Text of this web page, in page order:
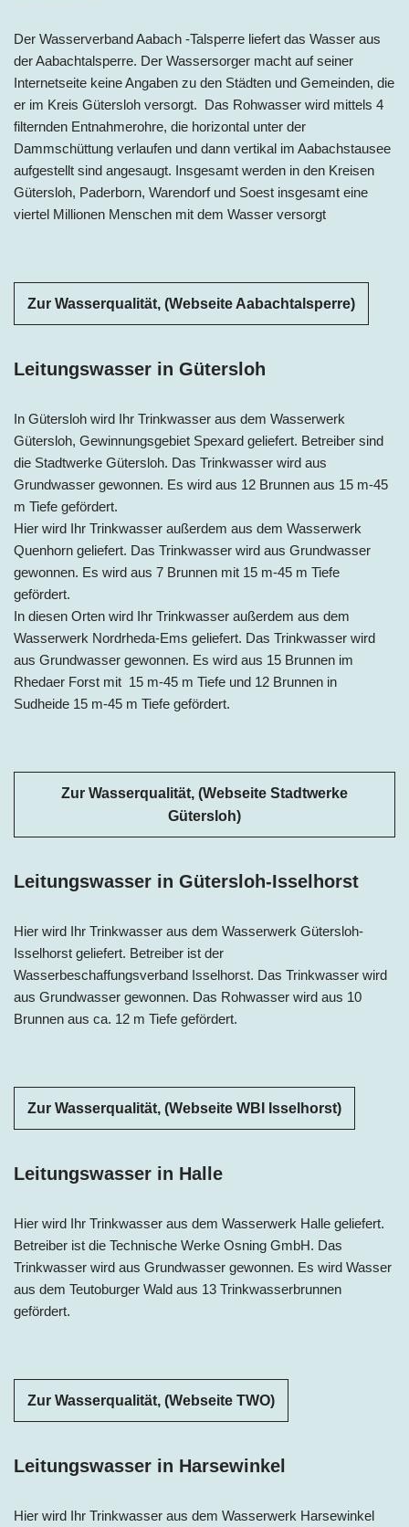
Der Wasserverband Aabach -Talsperre liefert das Wasser aus
der Aabachtalsperre. Der Wassersorger macht auf seiner
Internetseite keine Angaben zu den Städten und Gemeinden, die
er im Kreis Gütersloh versorgt. Das Rohwasser wird mittels 4
filternden Entnahmerohre, die horizontal unter der
Dammschüttung verlaufen und dann vertikal im Aabachstausee
aufgestellt sind angesaugt. Insgesamt werden in den Kreisen
Gütersloh, Paderborn, Warendorf und Soest insgesamt eine
viertel Millionen Menschen mit dem Wasser versorgt
Zur Wasserqualität, (Webseite Aabachtalsperre)
Leitungswasser in Gütersloh
In Gütersloh wird Ihr Trinkwasser aus dem Wasserwerk
Gütersloh, Gewinnungsgebiet Spexard geliefert. Betreiber sind
die Stadtwerke Gütersloh. Das Trinkwasser wird aus
Grundwasser gewonnen. Es wird aus 12 Brunnen aus 15 m-45
m Tiefe gefördert.
Hier wird Ihr Trinkwasser außerdem aus dem Wasserwerk
Quenhorn geliefert. Das Trinkwasser wird aus Grundwasser
gewonnen. Es wird aus 7 Brunnen mit 15 m-45 m Tiefe
gefördert.
In diesen Orten wird Ihr Trinkwasser außerdem aus dem
Wasserwerk Nordrheda-Ems geliefert. Das Trinkwasser wird
aus Grundwasser gewonnen. Es wird aus 15 Brunnen im
Rhedaer Forst mit 15 m-45 m Tiefe und 12 Brunnen in
Sudheide 15 m-45 m Tiefe gefördert.
Zur Wasserqualität, (Webseite Stadtwerke
Gütersloh)
Leitungswasser in Gütersloh-Isselhorst
Hier wird Ihr Trinkwasser aus dem Wasserwerk Gütersloh-
Isselhorst geliefert. Betreiber ist der
Wasserbeschaffungsverband Isselhorst. Das Trinkwasser wird
aus Grundwasser gewonnen. Das Rohwasser wird aus 10
Brunnen aus ca. 12 m Tiefe gefördert.
Zur Wasserqualität, (Webseite WBI Isselhorst)
Leitungswasser in Halle
Hier wird Ihr Trinkwasser aus dem Wasserwerk Halle geliefert.
Betreiber ist die Technische Werke Osning GmbH. Das
Trinkwasser wird aus Grundwasser gewonnen. Es wird Wasser
aus dem Teutoburger Wald aus 13 Trinkwasserbrunnen
gefördert.
Zur Wasserqualität, (Webseite TWO)
Leitungswasser in Harsewinkel
Hier wird Ihr Trinkwasser aus dem Wasserwerk Harsewinkel